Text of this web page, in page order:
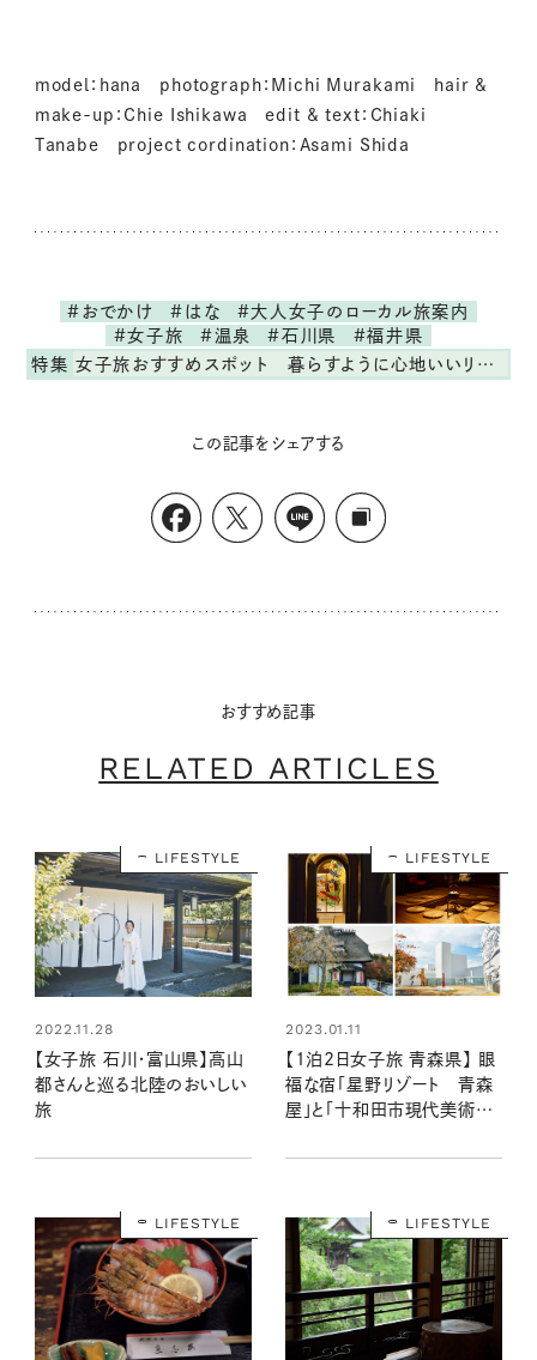
model：hana photograph：Michi Murakami hair &
make-up：Chie Ishikawa edit & text：Chiaki
Tanabe project cordination：Asami Shida
#おでかけ #はな
#大人女子のローカル旅案内
#女子旅
#温泉 #石川県
#福井県
特集 女子旅おすすめスポット 暮らすように心地いいリンネル旅ガイド
この記事をシェアする
おすすめ記事
RELATED ARTICLES
LIFESTYLE
2022.11.28
【女子旅 石川・富山県】高山
都さんと巡る北陸のおいしい
旅
LIFESTYLE
2023.01.11
【1泊2日女子旅 青森県】 眼
福な宿「星野リゾート 青森
屋」と「十和田市現代美術
LIFESTYLE LIFESTYLE